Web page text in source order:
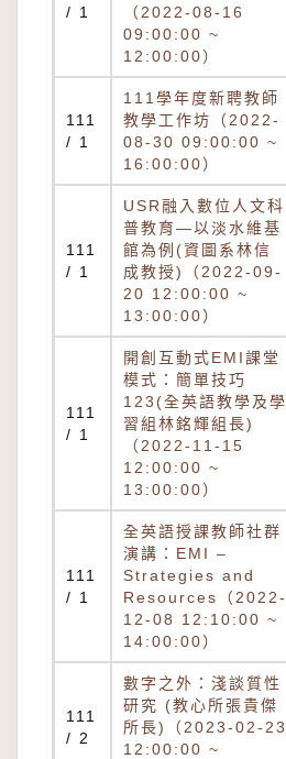
/ 1
（2022-08-16
09:00:00 ~
12:00:00）
111
/ 1
111學年度新聘教師
教學工作坊（2022-
08-30 09:00:00 ~
16:00:00）
111
/ 1
USR融入數位人文科
普教育—以淡水維基
館為例(資圖系林信
成教授)（2022-09-
20 12:00:00 ~
13:00:00）
111
/ 1
開創互動式EMI課堂
模式：簡單技巧
123(全英語教學及學
習組林銘輝組長)
（2022-11-15
12:00:00 ~
13:00:00）
111
/ 1
全英語授課教師社群
演講：EMI –
Strategies and
Resources（2022-
12-08 12:10:00 ~
14:00:00）
111
/ 2
數字之外：淺談質性
研究 (教心所張貴傑
所長)（2023-02-23
12:00:00 ~